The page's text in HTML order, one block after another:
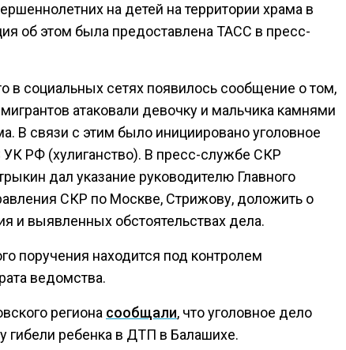
на детей на территории храма в
об этом была предоставлена ТАСС в пресс-
в социальных сетях появилось сообщение о том,
атаковали девочку и мальчика камнями
В связи с этим было инициировано уголовное
УК РФ (хулиганство). В пресс-службе СКР
дал указание руководителю Главного
СКР по Москве, Стрижову, доложить о
и выявленных обстоятельствах дела.
поручения находится под контролем
ведомства.
региона сообщали, что уголовное дело
гибели ребенка в ДТП в Балашихе.